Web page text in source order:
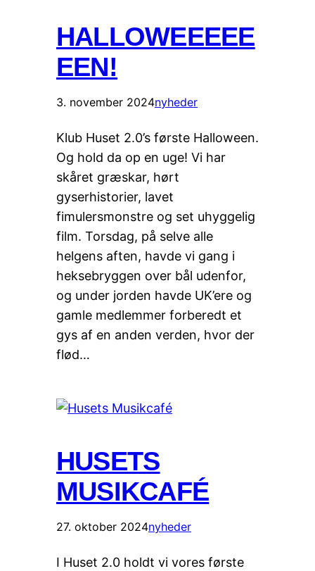
HALLOWEEEEE
EEN!
3. november 2024nyheder
Klub Huset 2.0’s første Halloween.
Og hold da op en uge! Vi har
skåret græskar, hørt
gyserhistorier, lavet
fimulersmonstre og set uhyggelig
film. Torsdag, på selve alle
helgens aften, havde vi gang i
heksebryggen over bål udenfor,
og under jorden havde UK’ere og
gamle medlemmer forberedt et
gys af en anden verden, hvor der
flød…
HUSETS
MUSIKCAFÉ
27. oktober 2024nyheder
I Huset 2.0 holdt vi vores første